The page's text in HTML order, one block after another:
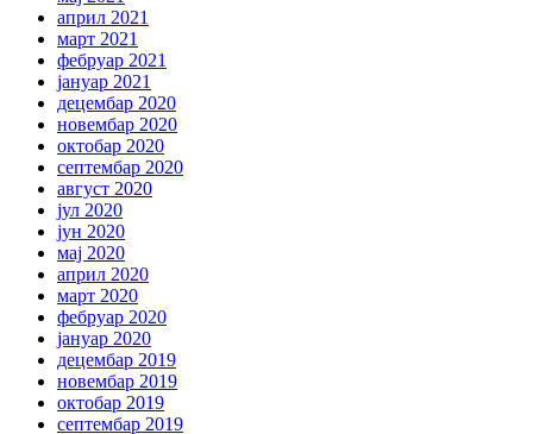
април 2021
март 2021
фебруар 2021
јануар 2021
децембар 2020
новембар 2020
октобар 2020
септембар 2020
август 2020
јул 2020
јун 2020
мај 2020
април 2020
март 2020
фебруар 2020
јануар 2020
децембар 2019
новембар 2019
октобар 2019
септембар 2019